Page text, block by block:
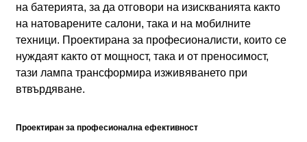
на батерията, за да отговори на изискванията както
на натоварените салони, така и на мобилните
техници. Проектирана за професионалисти, които се
нуждаят както от мощност, така и от преносимост,
тази лампа трансформира изживяването при
втвърдяване.
Проектиран за професионална ефективност